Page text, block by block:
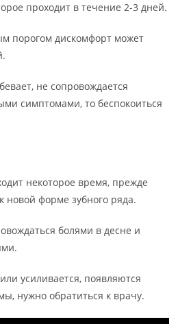
проходит в течение 2-3 дней.
порогом дискомфорт может
не сопровождается
симптомами, то беспокоиться
некоторое время, прежде
новой форме зубного ряда.
болями в десне и
усиливается, появляются
нужно обратиться к врачу.